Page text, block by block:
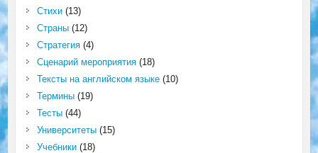
Стихи(13)
Страны(12)
Стратегия(4)
Сценарий мероприятия(18)
Тексты на английском языке(10)
Термины(19)
Тесты(44)
Университеты(15)
Учебники(18)